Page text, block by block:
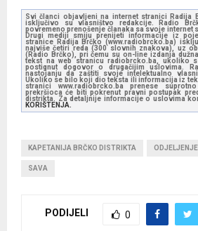
Svi članci objavljeni na internet stranici Radija
isključivo su vlasništvo redakcije. Radio
povremeno prenošenje članaka sa svoje internet
Drugi mediji smiju prenijeti informacije iz
stranice Radija Brčko (www.radiobrcko.ba)
najviše četiri reda (300 slovnih znakova), uz
(Radio Brčko), pri čemu su on-line izdanja
tekst na web stranicu radiobrcko.ba, ukoliko
postignut dogovor o drugačijim uslovima.
nastojanju da zaštiti svoje intelektualno
Ukoliko se bilo koji dio teksta ili informacija iz
stranici www.radiobrcko.ba prenese
prekršioca će biti pokrenut pravni postupak
distrikta. Za detaljnije informacije o uslovima
KORIŠTENJA.
KAPETANIJA BRČKO DISTRIKTA
SAVA
PODIJELI 0